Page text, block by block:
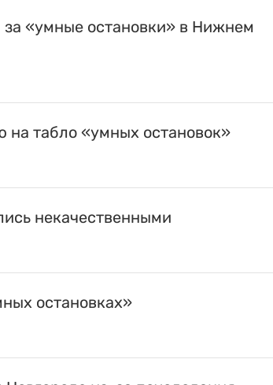
«умные остановки» в Нижнем
табло «умных остановок»
некачественными
остановках»